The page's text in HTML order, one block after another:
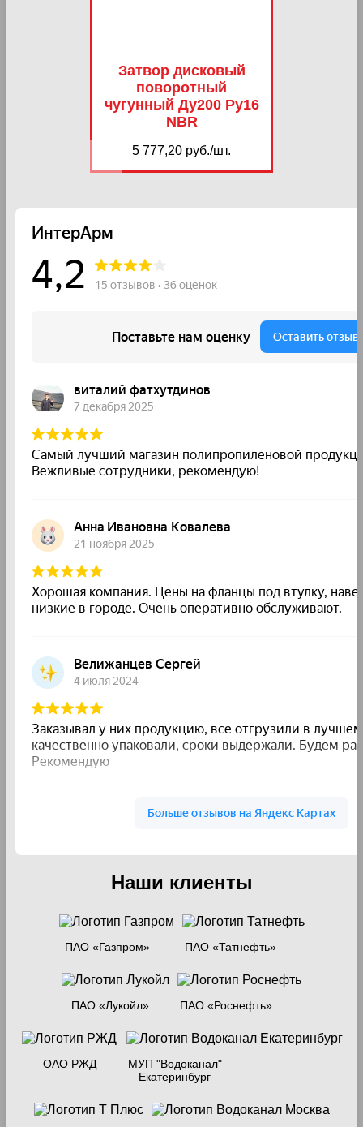
Затвор дисковый
поворотный
чугунный Ду200 Ру16
NBR
5 777,20 руб./шт.
Наши клиенты
ПАО «Газпром» ПАО «Татнефть»
ПАО «Лукойл» ПАО «Роснефть»
ОАО РЖД
МУП "Водоканал"
Екатеринбург